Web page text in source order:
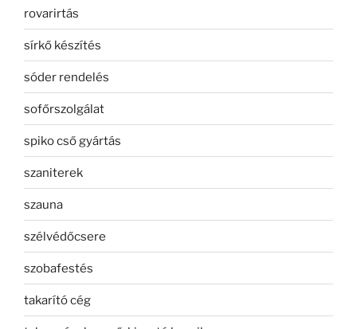
rovarirtás
sírkő készítés
sóder rendelés
sofőrszolgálat
spiko cső gyártás
szaniterek
szauna
szélvédőcsere
szobafestés
takarító cég